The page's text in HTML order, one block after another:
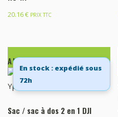
20.16€ PRIX TTC
AJOUTER AU PANIER
En stock : expédié sous
72h
Sac / sac à dos 2 en 1 DJI